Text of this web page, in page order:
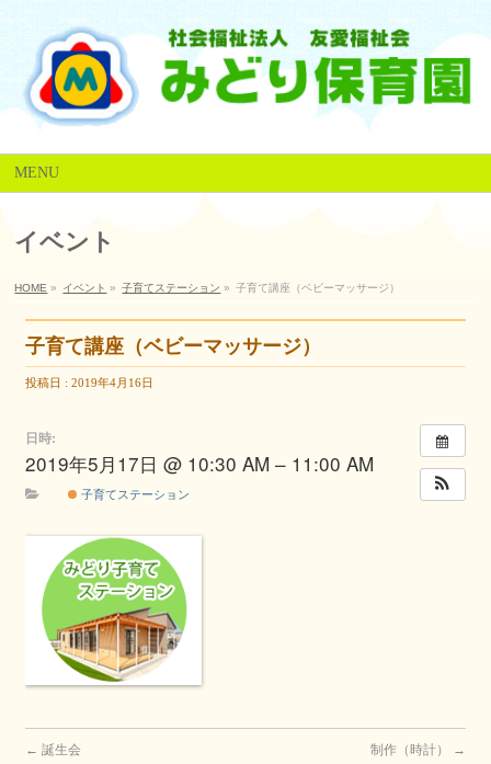
MENU
イベント
HOME » イベント » 子育てステーション » 子育て講座（ベビーマッサージ）
子育て講座（ベビーマッサージ）
投稿日 : 2019年4月16日
日時:
2019年5月17日 @ 10:30 AM – 11:00 AM
子育てステーション
← 誕生会 制作（時計） →